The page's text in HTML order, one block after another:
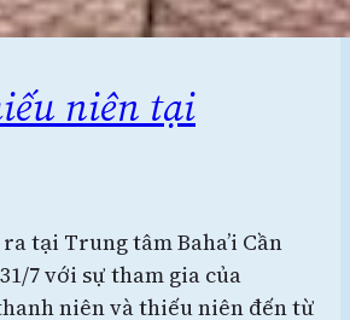
niên tại
tại Trung tâm Baha’i Cần
7 với sự tham gia của
niên và thiếu niên đến từ